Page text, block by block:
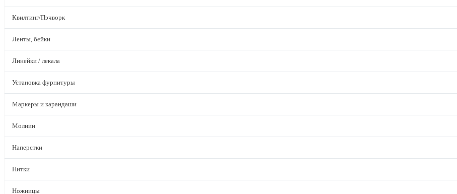
Квилтинг/Пэчворк
Ленты, бейки
Линейки / лекала
Установка фурнитуры
Маркеры и карандаши
Молнии
Наперстки
Нитки
Ножницы